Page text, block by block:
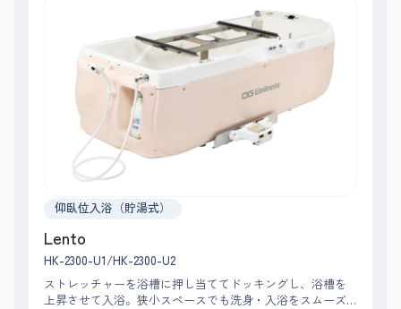
仰臥位入浴（貯湯式）
Lento
HK-2300-U1/HK-2300-U2
ストレッチャーを浴槽に押し当ててドッキングし、浴槽を
上昇させて入浴。狭小スペースでも洗身・入浴をスムーズ